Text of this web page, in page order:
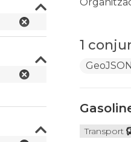
1
GeoJSON
Transport